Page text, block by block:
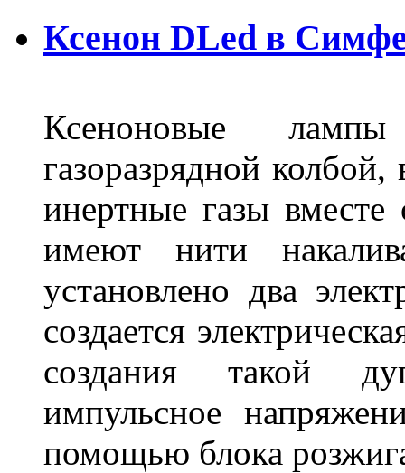
Ксенон DLed в
Ксеноновые
газоразрядной
инертные газы
имеют нити
установлено два
создается
создания такой
импульсное
помощью блока